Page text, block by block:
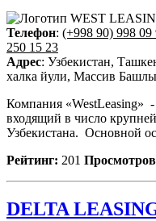
Телефон: (+998 90) 998 09
250 15 23
Адрес: Узбекистан,
халка йули, Массив
Компания «WestLeasing»
входящий в число
Узбекистана. Основной
Рейтинг: 201 Просмотров
DELTA